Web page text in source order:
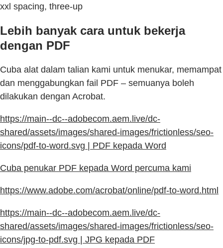
xxl spacing, three-up
Lebih banyak cara untuk bekerja
dengan PDF
Cuba alat dalam talian kami untuk menukar, memampat
dan menggabungkan fail PDF – semuanya boleh
dilakukan dengan Acrobat.
https://main--dc--adobecom.aem.live/dc-
shared/assets/images/shared-images/frictionless/seo-
icons/pdf-to-word.svg | PDF kepada Word
Cuba penukar PDF kepada Word percuma kami
https://www.adobe.com/acrobat/online/pdf-to-word.html
https://main--dc--adobecom.aem.live/dc-
shared/assets/images/shared-images/frictionless/seo-
icons/jpg-to-pdf.svg | JPG kepada PDF